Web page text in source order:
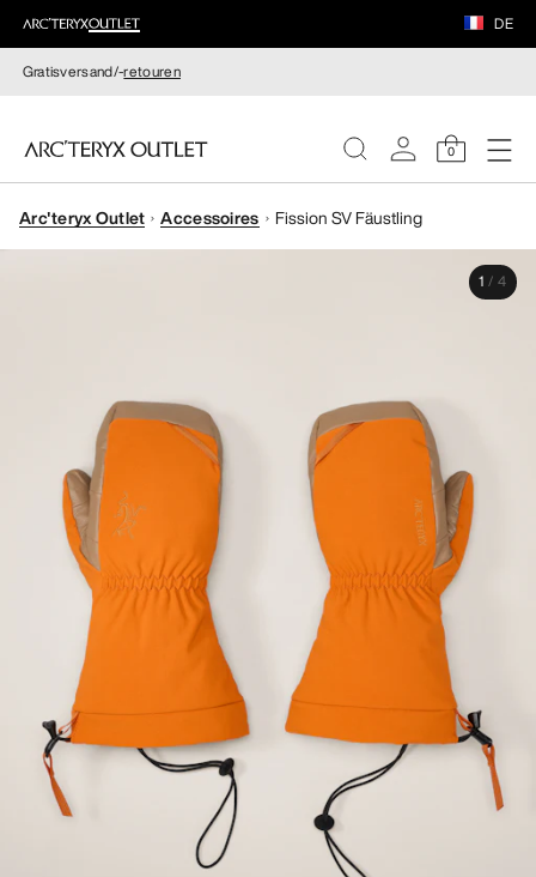
DE
Gratisversand/-retouren
0
DAMEN
Arc'teryx Outlet Accessoires Fission SV Fäustling
1 / 4